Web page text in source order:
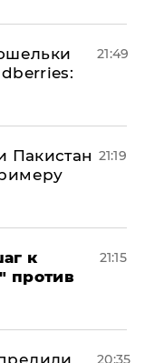
21:49
Пакистан 21:19
к
против
21:15
20:35